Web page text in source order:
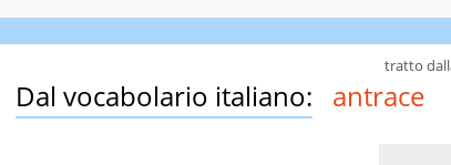
Dal vocabolario italiano: antrace
tratto